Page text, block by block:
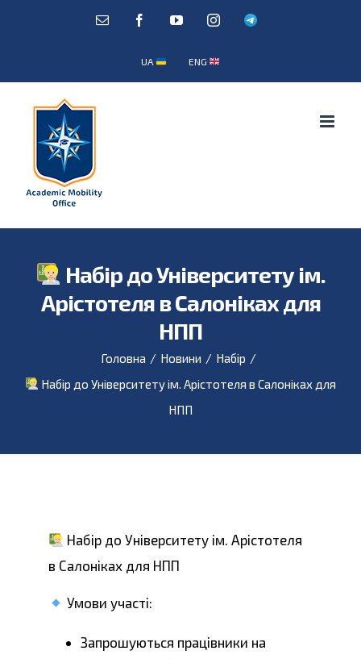
E-
FacebookYouTubeInstagramTelegram
UA ENG
Набір до Університету ім.
Арістотеля в Салоніках для
НПП
Головна / Новини / Набір /
Набір до Університету ім. Арістотеля в Салоніках для
НПП
Набір до Університету ім. Арістотеля
в Салоніках для НПП
Умови участі:
Запрошуються працівники на